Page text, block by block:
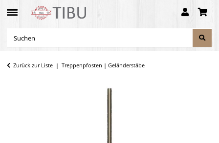
Zurück zur Liste Treppenpfosten | Geländerstäbe